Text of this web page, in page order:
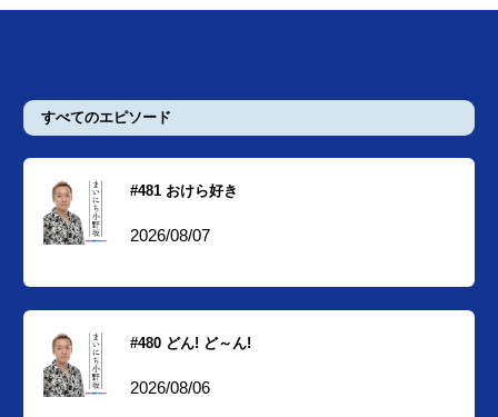
すべてのエピソード
#481 おけら好き
2026/08/07
#480 どん! ど～ん!
2026/08/06